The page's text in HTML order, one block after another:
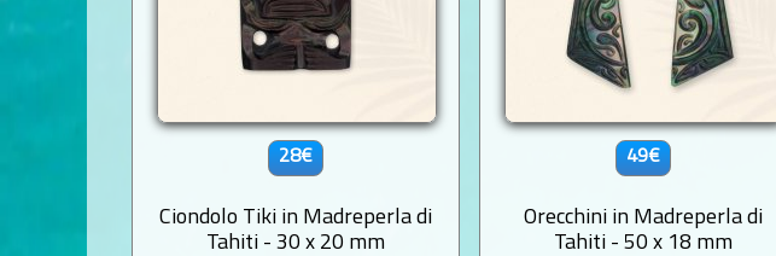
28€
Ciondolo Tiki in Madreperla di
Tahiti - 30 x 20 mm
49€
Orecchini in Madreperla di
Tahiti - 50 x 18 mm